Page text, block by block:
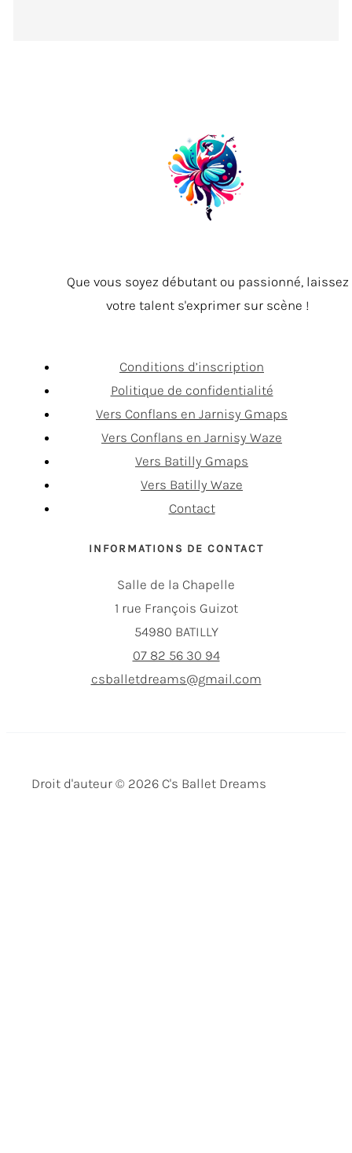
Que vous soyez débutant ou passionné, laissez
votre talent s'exprimer sur scène !
Conditions d’inscription
Politique de confidentialité
Vers Conflans en Jarnisy Gmaps
Vers Conflans en Jarnisy Waze
Vers Batilly Gmaps
Vers Batilly Waze
Contact
INFORMATIONS DE CONTACT
Salle de la Chapelle
1 rue François Guizot
54980 BATILLY
07 82 56 30 94
csballetdreams@gmail.com
Droit d'auteur © 2026 C's Ballet Dreams